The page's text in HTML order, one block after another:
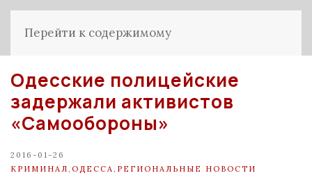
Перейти к содержимому
Одесские полицейские
задержали активистов
«Самообороны»
2016-01-26
КРИМИНАЛ ОДЕССА РЕГИОНАЛЬНЫЕ НОВОСТИ